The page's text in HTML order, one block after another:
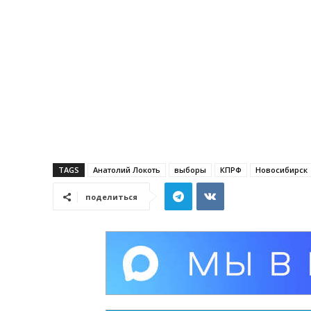
TAGS Анатолий Локоть выборы КПРФ Новосибирск
поделиться